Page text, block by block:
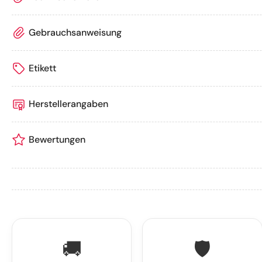
Gebrauchsanweisung
Etikett
Herstellerangaben
Bewertungen
🚚 🛡️